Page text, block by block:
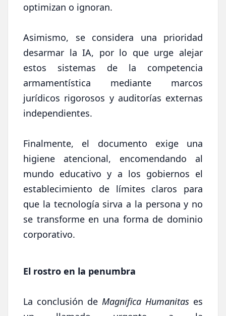
optimizan o ignoran.
Asimismo, se considera una prioridad
desarmar la IA, por lo que urge alejar
estos sistemas de la competencia
armamentística mediante marcos
jurídicos rigorosos y auditorías externas
independientes.
Finalmente, el documento exige una
higiene atencional, encomendando al
mundo educativo y a los gobiernos el
establecimiento de límites claros para
que la tecnología sirva a la persona y no
se transforme en una forma de dominio
corporativo.
El rostro en la penumbra
La conclusión de Magnifica Humanitas es